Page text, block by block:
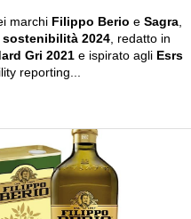
marchi Filippo Berio e Sagra,
sostenibilità 2024, redatto in
Gri 2021 e ispirato agli Esrs
reporting...